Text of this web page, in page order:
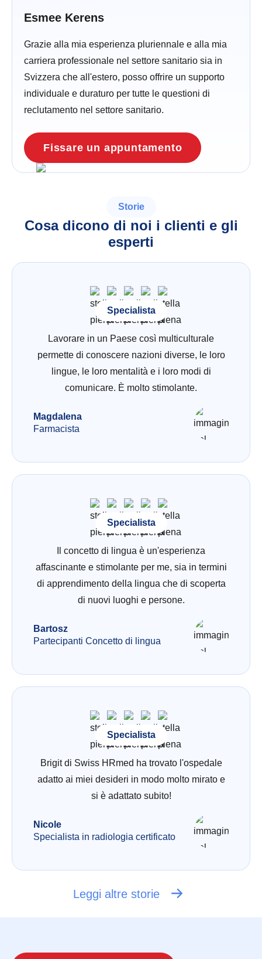
Esmee Kerens
Grazie alla mia esperienza pluriennale e alla mia
carriera professionale nel settore sanitario sia in
Svizzera che all'estero, posso offrire un supporto
individuale e duraturo per tutte le questioni di
reclutamento nel settore sanitario.
Fissare un appuntamento
Storie
Cosa dicono di noi i clienti e gli
esperti
Specialista
Lavorare in un Paese così multiculturale
permette di conoscere nazioni diverse, le loro
lingue, le loro mentalità e i loro modi di
comunicare. È molto stimolante.
Magdalena
Farmacista
Specialista
Il concetto di lingua è un'esperienza
affascinante e stimolante per me, sia in termini
di apprendimento della lingua che di scoperta
di nuovi luoghi e persone.
Bartosz
Partecipanti Concetto di lingua
Specialista
Brigit di Swiss HRmed ha trovato l'ospedale
adatto ai miei desideri in modo molto mirato e
si è adattato subito!
Nicole
Specialista in radiologia certificato
Leggi altre storie